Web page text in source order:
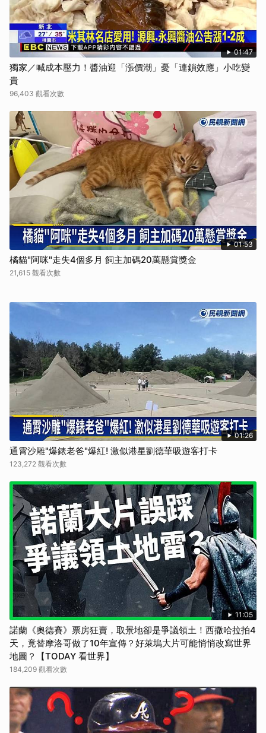
01:47
獨家／喊成本壓力！醬油迎「漲價潮」憂「連鎖效應」小吃變
貴
96,403 觀看次數
01:53
橘貓"阿咪"走失4個多月 飼主加碼20萬懸賞獎金
21,615 觀看次數
01:26
通霄沙雕"爆錶老爸"爆紅! 激似港星劉德華吸遊客打卡
123,272 觀看次數
11:05
諾蘭《奧德賽》票房狂賣，取景地卻是爭議領土！西撒哈拉拍4
天，竟替摩洛哥做了10年宣傳？好萊塢大片可能悄悄改寫世界
地圖？【TODAY 看世界】
184,209 觀看次數